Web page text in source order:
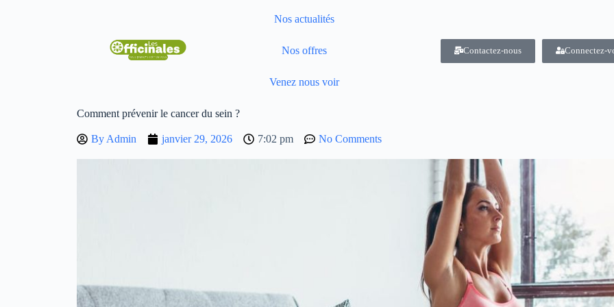
Nos actualités
Nos offres
Venez nous voir
Contactez-nous Connectez-
Comment prévenir le cancer du sein ?
By Admin janvier 29, 2026 7:02 pm No Comments